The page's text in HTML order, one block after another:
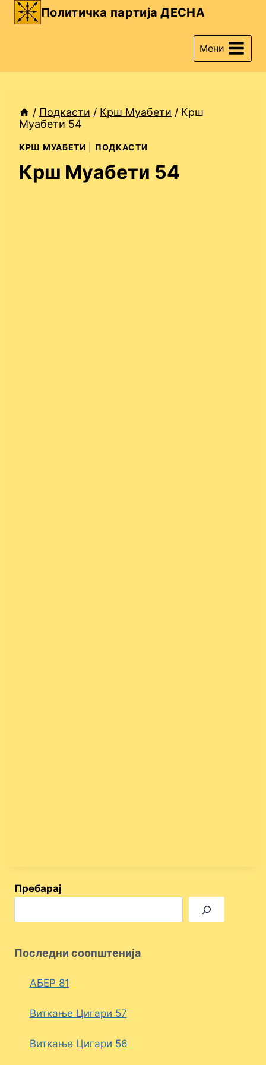
Skip
Политичка партија ДЕСНА
Мени
/ Подкасти / Крш Муабети / Крш
Муабети 54
КРШ МУАБЕТИ ПОДКАСТИ
Крш Муабети 54
Пребарај
Последни соопштенија
АБЕР 81
Виткање Цигари 57
Виткање Цигари 56